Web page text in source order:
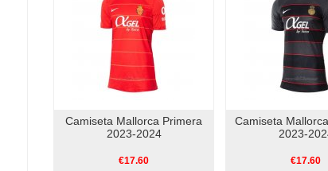
Camiseta Mallorca Primera
2023-2024
€17.60
Camiseta
2023-
€17.60